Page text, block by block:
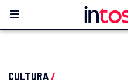
CULTURA/